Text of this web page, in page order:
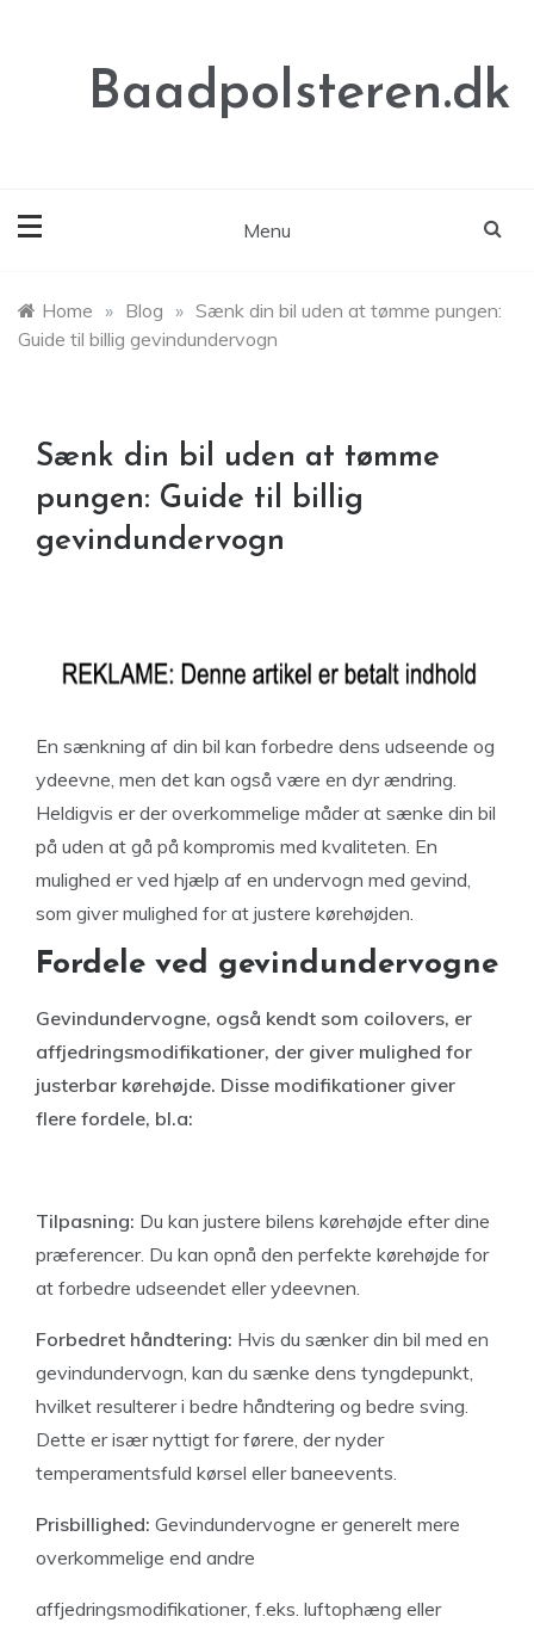
Baadpolsteren.dk
Menu
Home » Blog » Sænk din bil uden at tømme pungen:
Guide til billig gevindundervogn
Sænk din bil uden at tømme
pungen: Guide til billig
gevindundervogn
En sænkning af din bil kan forbedre dens udseende og
ydeevne, men det kan også være en dyr ændring.
Heldigvis er der overkommelige måder at sænke din bil
på uden at gå på kompromis med kvaliteten. En
mulighed er ved hjælp af en undervogn med gevind,
som giver mulighed for at justere kørehøjden.
Fordele ved gevindundervogne
Gevindundervogne, også kendt som coilovers, er
affjedringsmodifikationer, der giver mulighed for
justerbar kørehøjde. Disse modifikationer giver
flere fordele, bl.a:
Tilpasning: Du kan justere bilens kørehøjde efter dine
præferencer. Du kan opnå den perfekte kørehøjde for
at forbedre udseendet eller ydeevnen.
Forbedret håndtering: Hvis du sænker din bil med en
gevindundervogn, kan du sænke dens tyngdepunkt,
hvilket resulterer i bedre håndtering og bedre sving.
Dette er især nyttigt for førere, der nyder
temperamentsfuld kørsel eller baneevents.
Prisbillighed: Gevindundervogne er generelt mere
overkommelige end andre
affjedringsmodifikationer, f.eks. luftophæng eller